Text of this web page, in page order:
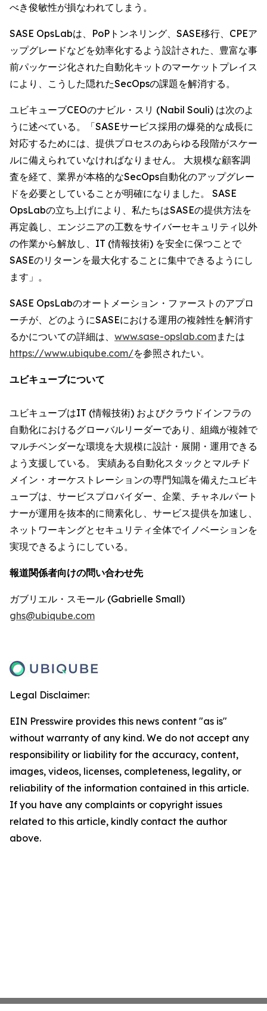
べき俊敏性が損なわれてしまう。
SASE OpsLabは、PoPトンネリング、SASE移行、CPEア
ップグレードなどを効率化するよう設計された、豊富な事
前パッケージ化された自動化キットのマーケットプレイス
により、こうした隠れたSecOpsの課題を解消する。
ユビキューブCEOのナビル・スリ (Nabil Souli) は次のよ
うに述べている。「SASEサービス採用の爆発的な成長に
対応するためには、提供プロセスのあらゆる段階がスケー
ルに備えられていなければなりません。 大規模な顧客調
査を経て、業界が本格的なSecOps自動化のアップグレー
ドを必要としていることが明確になりました。 SASE
OpsLabの立ち上げにより、私たちはSASEの提供方法を
再定義し、エンジニアの工数をサイバーセキュリティ以外
の作業から解放し、IT (情報技術) を安全に保つことで
SASEのリターンを最大化することに集中できるようにし
ます」。
SASE OpsLabのオートメーション・ファーストのアプロ
ーチが、どのようにSASEにおける運用の複雑性を解消す
るかについての詳細は、 www.sase-opslab.comまたは
https://www.ubiqube.com/を参照されたい。
ユビキューブについて
ユビキューブはIT (情報技術) およびクラウドインフラの
自動化におけるグローバルリーダーであり、組織が複雑で
マルチベンダーな環境を大規模に設計・展開・運用できる
よう支援している。 実績ある自動化スタックとマルチド
メイン・オーケストレーションの専門知識を備えたユビキ
ューブは、サービスプロバイダー、企業、チャネルパート
ナーが運用を抜本的に簡素化し、サービス提供を加速し、
ネットワーキングとセキュリティ全体でイノベーションを
実現できるようにしている。
報道関係者向けの問い合わせ先
ガブリエル・スモール (Gabrielle Small)
ghs@ubiqube.com
Legal Disclaimer:
EIN Presswire provides this news content "as is"
without warranty of any kind. We do not accept any
responsibility or liability for the accuracy, content,
images, videos, licenses, completeness, legality, or
reliability of the information contained in this article.
If you have any complaints or copyright issues
related to this article, kindly contact the author
above.